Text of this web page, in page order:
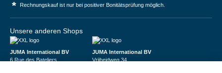
* Rechnungskauf ist nur bei positiver Bonitätsprüfung möglich.
Unsere anderen Shops
JUMA International BV
6 Rue des Bateliers
JUMA International BV
Vrijheidweg 34